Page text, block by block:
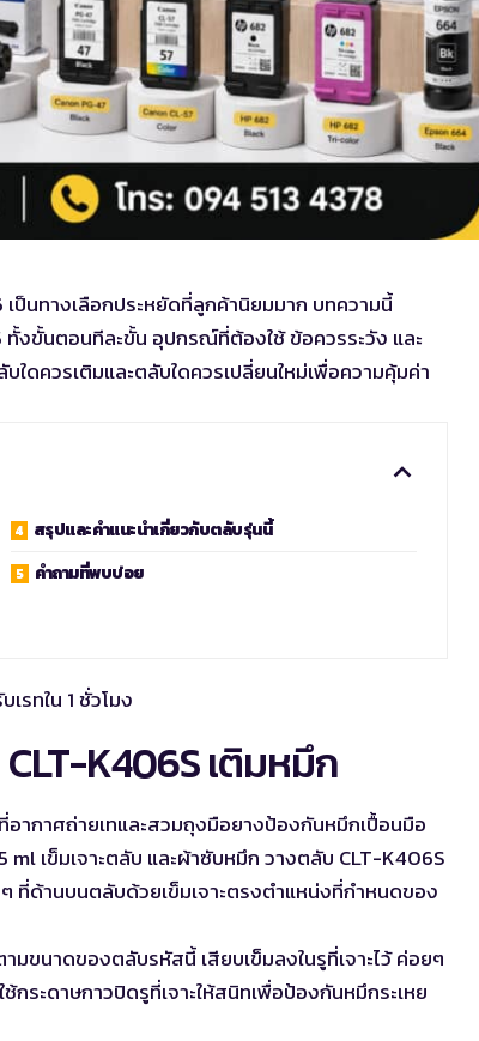
เป็นทางเลือกประหยัดที่ลูกค้านิยมมาก บทความนี้
งขั้นตอนทีละขั้น อุปกรณ์ที่ต้องใช้ ข้อควรระวัง และ
ดควรเติมและตลับใดควรเปลี่ยนใหม่เพื่อความคุ้มค่า
สรุปและคำแนะนำเกี่ยวกับตลับรุ่นนี้
คำถามที่พบบ่อย
K406S เติมหมึก
อากาศถ่ายเทและสวมถุงมือยางป้องกันหมึกเปื้อนมือ
เข็มเจาะตลับ และผ้าซับหมึก วางตลับ CLT-K406S
ที่ด้านบนตลับด้วยเข็มเจาะตรงตำแหน่งที่กำหนดของ
ขนาดของตลับรหัสนี้ เสียบเข็มลงในรูที่เจาะไว้ ค่อยๆ
ระดาษกาวปิดรูที่เจาะให้สนิทเพื่อป้องกันหมึกระเหย